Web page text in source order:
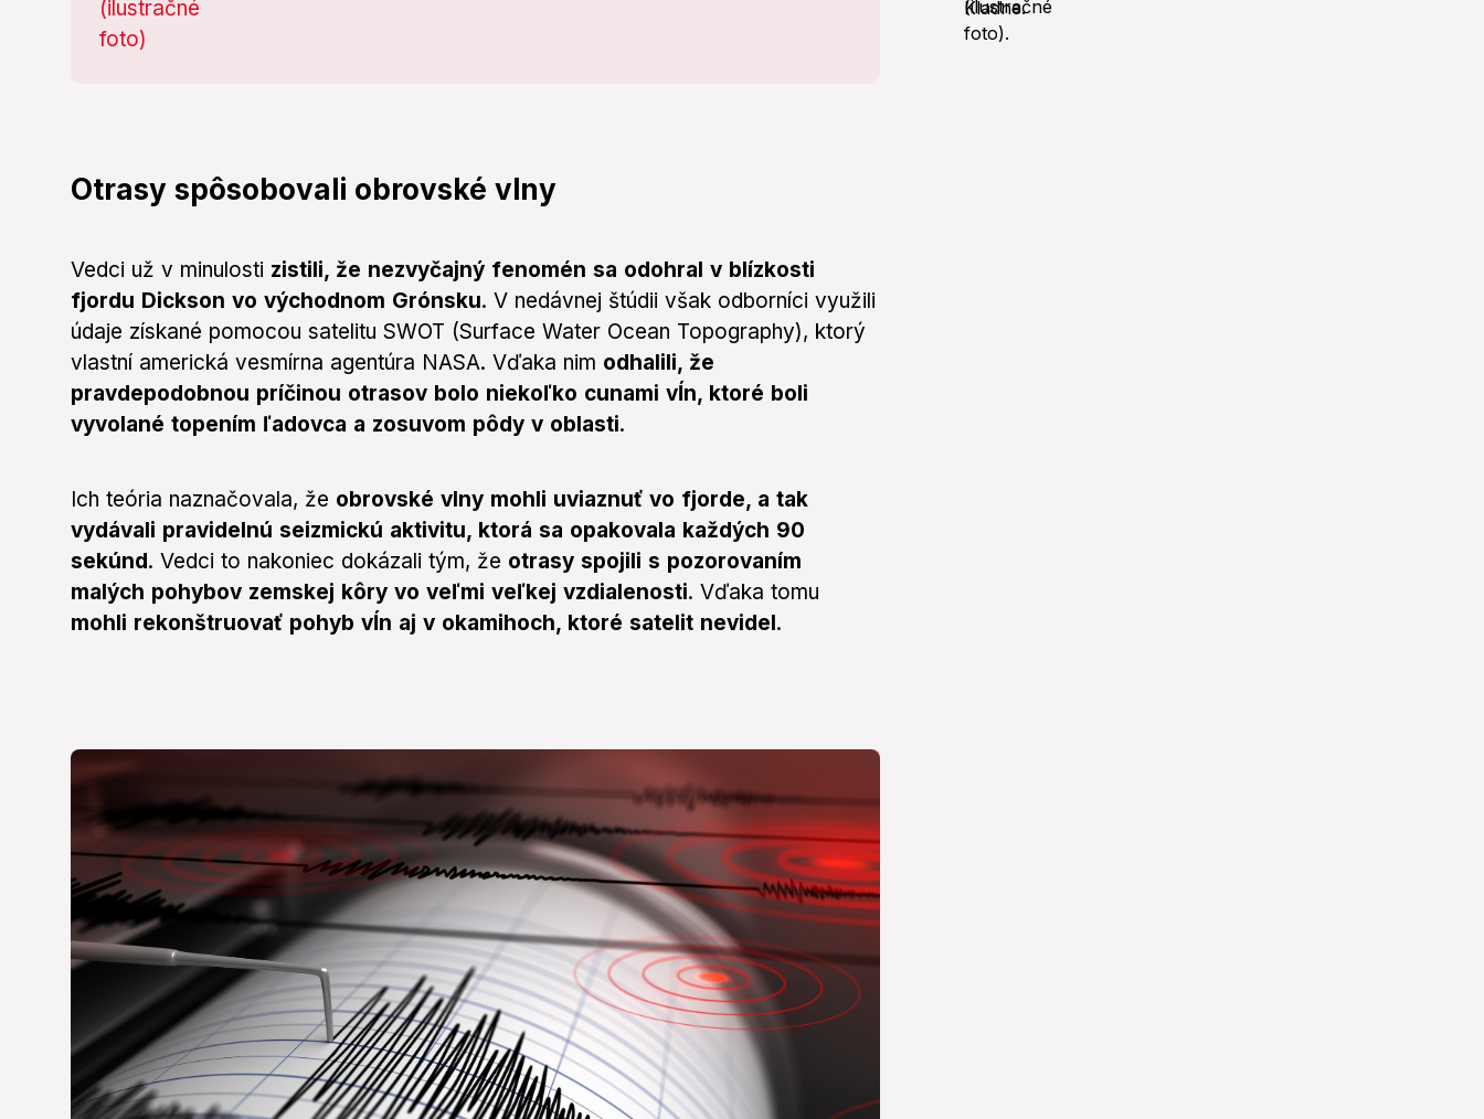
Otrasy spôsobovali obrovské vlny
Vedci už v minulosti zistili, že nezvyčajný fenomén sa odohral v blízkosti
fjordu Dickson vo východnom Grónsku. V nedávnej štúdii však odborníci využili
údaje získané pomocou satelitu SWOT (Surface Water Ocean Topography), ktorý
vlastní americká vesmírna agentúra NASA. Vďaka nim odhalili, že
pravdepodobnou príčinou otrasov bolo niekoľko cunami vĺn, ktoré boli
vyvolané topením ľadovca a zosuvom pôdy v oblasti.
Ich teória naznačovala, že obrovské vlny mohli uviaznuť vo fjorde, a tak
vydávali pravidelnú seizmickú aktivitu, ktorá sa opakovala každých 90
sekúnd. Vedci to nakoniec dokázali tým, že otrasy spojili s pozorovaním
malých pohybov zemskej kôry vo veľmi veľkej vzdialenosti. Vďaka tomu
mohli rekonštruovať pohyb vĺn aj v okamihoch, ktoré satelit nevidel.